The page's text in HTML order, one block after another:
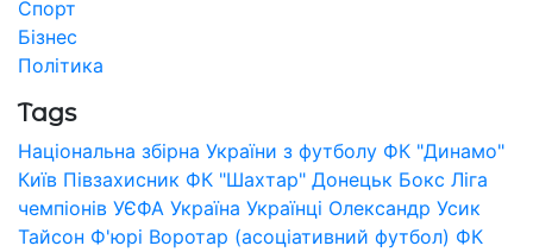
Спорт
Бізнес
Політика
Tags
Національна збірна України з футболу ФК "Динамо"
Київ Півзахисник ФК "Шахтар" Донецьк Бокс Ліга
чемпіонів УЄФА Україна Українці Олександр Усик
Тайсон Ф'юрі Воротар (асоціативний футбол) ФК